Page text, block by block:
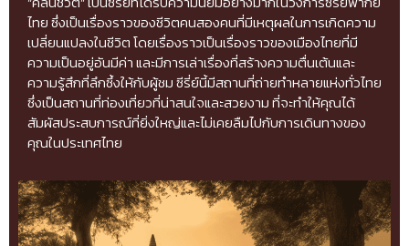
ไทย ซึ่งเป็นเรื่องราวของชีวิตคนสองคนที่มีเหตุผลในการเกิดความ
เปลี่ยนแปลงในชีวิต โดยเรื่องราวเป็นเรื่องราวของเมืองไทยที่มี
ความเป็นอยู่อันมีค่า และมีการเล่าเรื่องที่สร้างความตื่นเต้นและ
ความรู้สึกที่ลึกซึ้งให้กับผู้ชม ซีรี่ย์นี้มีสถานที่ถ่ายทำหลายแห่งทั่วไทย
ซึ่งเป็นสถานที่ท่องเที่ยวที่น่าสนใจและสวยงาม ที่จะทำให้คุณได้
สัมผัสประสบการณ์ที่ยิ่งใหญ่และไม่เคยลืมไปกับการเดินทางของ
คุณในประเทศไทย